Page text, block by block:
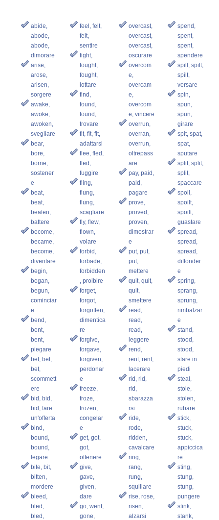
abide,
abode,
abode,
dimorare
arise,
arose,
arisen,
sorgere
awake,
awoke,
awoken,
svegliare
bear,
bore,
borne,
sostener
e
beat,
beat,
beaten,
battere
become,
became,
become,
diventare
begin,
began,
begun,
cominciar
e
bend,
bent,
bent,
piegare
bet, bet,
bet,
scommett
ere
bid, bid,
bid, fare
un'offerta
bind,
bound,
bound,
legare
bite, bit,
bitten,
mordere
bleed,
bled,
bled,
feel, felt,
felt,
sentire
fight,
fought,
fought,
lottare
find,
found,
found,
trovare
fit, fit, fit,
adattarsi
flee, fled,
fled,
fuggire
fling,
flung,
flung,
scagliare
fly, flew,
flown,
volare
forbid,
forbade,
forbidden
, proibire
forget,
forgot,
forgotten,
dimentica
re
forgive,
forgave,
forgiven,
perdonar
e
freeze,
froze,
frozen,
congelar
e
get, got,
got,
ottenere
give,
gave,
given,
dare
go, went,
gone,
overcast,
overcast,
overcast,
oscurare
overcom
e,
overcam
e,
overcom
e, vincere
overrun,
overran,
overrun,
oltrepass
are
pay, paid,
paid,
pagare
prove,
proved,
proven,
dimostrar
e
put, put,
put,
mettere
quit, quit,
quit,
smettere
read,
read,
read,
leggere
rend,
rent, rent,
lacerare
rid, rid,
rid,
sbarazza
rsi
ride,
rode,
ridden,
cavalcare
ring,
rang,
rung,
squillare
rise, rose,
risen,
alzarsi
spend,
spent,
spent,
spendere
spill, spilt,
spilt,
versare
spin,
spun,
spun,
girare
spit, spat,
spat,
sputare
split, split,
split,
spaccare
spoil,
spoilt,
spoilt,
guastare
spread,
spread,
spread,
diffonder
e
spring,
sprang,
sprung,
rimbalzar
e
stand,
stood,
stood,
stare in
piedi
steal,
stole,
stolen,
rubare
stick,
stuck,
stuck,
appiccica
re
sting,
stung,
stung,
pungere
stink,
stank,